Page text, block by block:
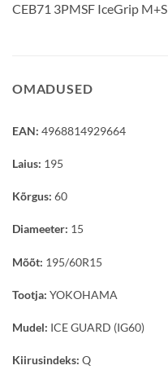
CEB71 3PMSF IceGrip M+S
OMADUSED
EAN: 4968814929664
Laius: 195
Kõrgus: 60
Diameeter: 15
Mõõt: 195/60R15
Tootja: YOKOHAMA
Mudel: ICE GUARD (IG60)
Kiirusindeks: Q